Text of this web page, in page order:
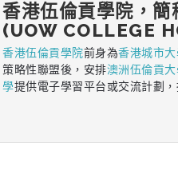
香港伍倫貢學院，簡
(UOW COLLEGE
香港伍倫貢學院前身為香港城市
策略性聯盟後，安排澳洲伍倫貢
學提供電子學習平台或交流計劃，